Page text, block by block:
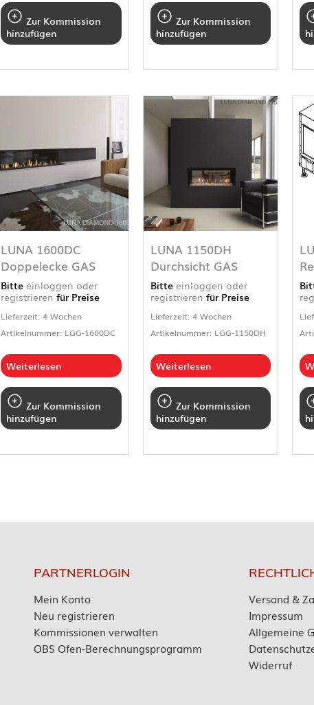
Zur Kommission
hinzufügen
Zur Kommission
hinzufügen
LUNA 1600DC
Doppelecke GAS
Bitte einloggen oder
registrieren für Preise
Lieferzeit: 4 Wochen
Artikelnummer: LGG-1600DC
Weiterlesen
Zur Kommission
hinzufügen
LUNA 1150DH
Durchsicht GAS
Bitte einloggen oder
registrieren für Preise
Lieferzeit: 4 Wochen
Artikelnummer: LGG-1150DH
Weiterlesen
Zur Kommission
hinzufügen
PARTNERLOGIN
Mein Konto
Neu registrieren
Kommissionen verwalten
OBS Ofen-Berechnungsprogramm
Versand &
Impressum
Allgemeine
Widerruf